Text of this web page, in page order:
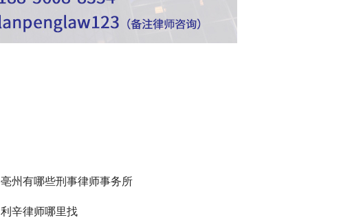
亳州有哪些刑事律师事务所
利辛律师哪里找